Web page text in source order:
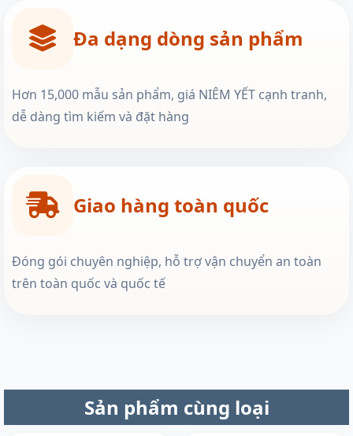
Đa dạng dòng sản phẩm
Hơn 15,000 mẫu sản phẩm, giá NIÊM YẾT cạnh tranh,
dễ dàng tìm kiếm và đặt hàng
Giao hàng toàn quốc
Đóng gói chuyên nghiệp, hỗ trợ vận chuyển an toàn
trên toàn quốc và quốc tế
Sản phẩm cùng loại